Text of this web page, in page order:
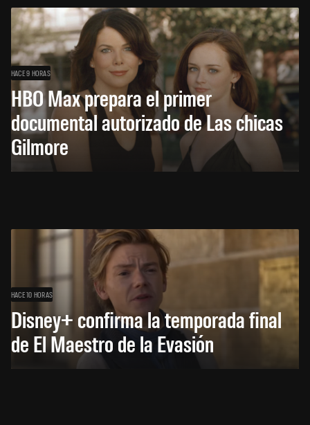
HACE 9 HORAS
HBO Max prepara el primer
documental autorizado de Las chicas
Gilmore
HACE 10 HORAS
Disney+ confirma la temporada final
de El Maestro de la Evasión